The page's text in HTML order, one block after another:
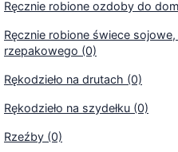
Ręcznie robione ozdoby do
Ręcznie robione świece
rzepakowego (0)
Rękodzieło na drutach (0)
Rękodzieło na szydełku (0)
Rzeźby (0)